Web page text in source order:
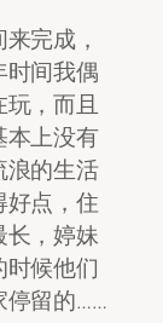
完成，
时间我偶
，而且
本上没有
浪的生活
好点，住
长，婷妹
候他们
停留的……